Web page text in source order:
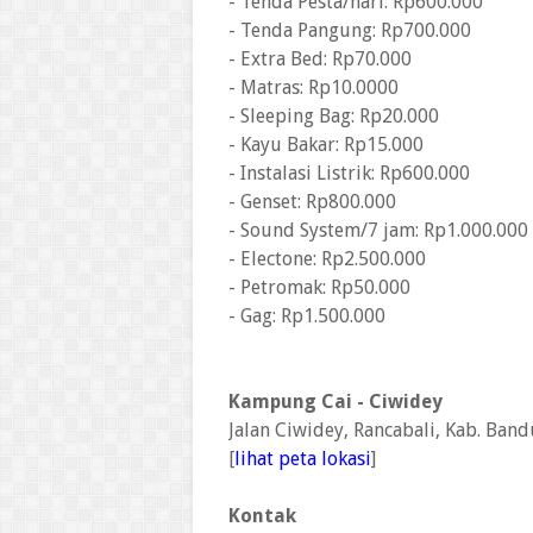
- Tenda Pangung: Rp700.000
- Extra Bed: Rp70.000
- Matras: Rp10.0000
- Sleeping Bag: Rp20.000
- Kayu Bakar: Rp15.000
- Instalasi Listrik: Rp600.000
- Genset: Rp800.000
- Sound System/7 jam: Rp1.000.000
- Electone: Rp2.500.000
- Petromak: Rp50.000
- Gag: Rp1.500.000
Kampung Cai - Ciwidey
Jalan Ciwidey, Rancabali, Kab.
[lihat peta lokasi]
Kontak